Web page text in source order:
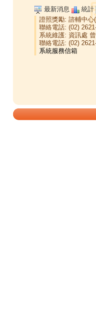
最新消息 統計
證照獎勵: 諮輔中心
聯絡電話: (02)
系統維護: 資訊處
聯絡電話: (02)